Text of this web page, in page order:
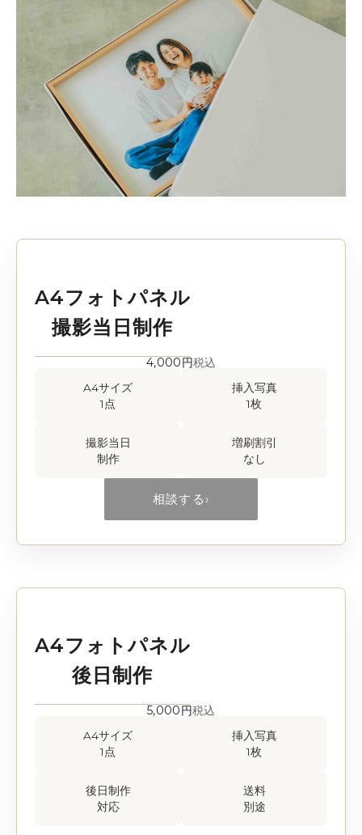
A4フォトパネル
撮影当日制作
4,000円税込
A4サイズ
1点
挿入写真
1枚
撮影当日
制作
増刷割引
なし
相談する ›
A4フォトパネル
後日制作
5,000円税込
A4サイズ
1点
挿入写真
1枚
後日制作
対応
送料
別途